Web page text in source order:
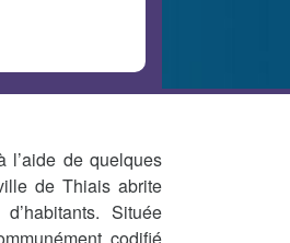
l’aide de quelques
de Thiais abrite
Située